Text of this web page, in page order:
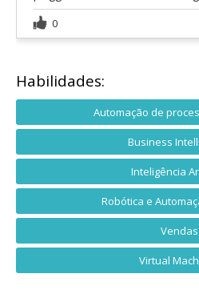
0
Habilidades:
Automação de
Business
Inteligência
Robótica e
Vendas
Virtual